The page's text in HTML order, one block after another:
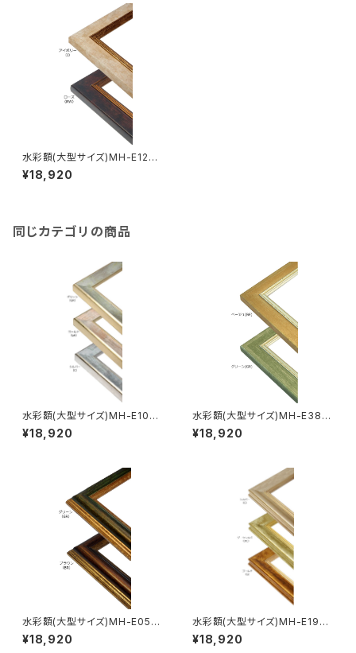
水彩額(大型サイズ)MH-E12J
MO判 693×893ミリ
¥18,920
同じカテゴリの商品
水彩額(大型サイズ)MH-E10J
MO判 693×893ミリ
¥18,920
水彩額(大型サイズ)MH-E38J
MO判 693×893ミリ
¥18,920
水彩額(大型サイズ)MH-E05J
MO判 693×893ミリ
¥18,920
水彩額(大型サイズ)MH-E19J
MO判 693×893ミリ
¥18,920